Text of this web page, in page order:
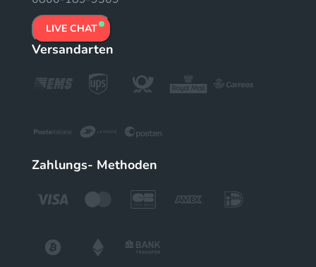
LIVE CHAT
Versandarten
Zahlungs- Methoden